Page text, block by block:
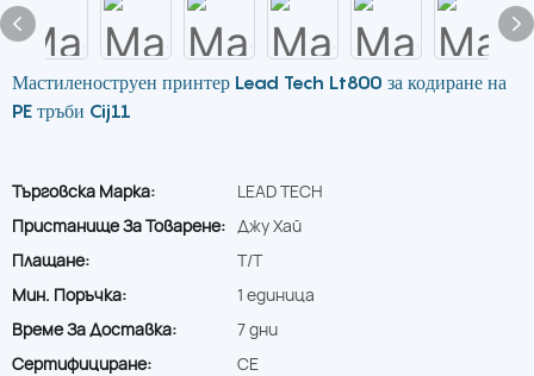
Мастиленоструен принтер Lead Tech Lt800 за кодиране на
PE тръби Cij11
Търговска Марка:
LEAD TECH
Пристанище За Товарене: Джу Хай
Плащане:
T/T
Мин. Поръчка:
1 единица
Време За Доставка:
7 дни
Сертифициране:
CE